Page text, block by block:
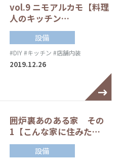
vol.9 ニモアルカモ【料理
人のキッチン…
設備
#DIY#キッチン #店舗内装
2019.12.26
囲炉裏あのある家 その
1【こんな家に住みた…
設備